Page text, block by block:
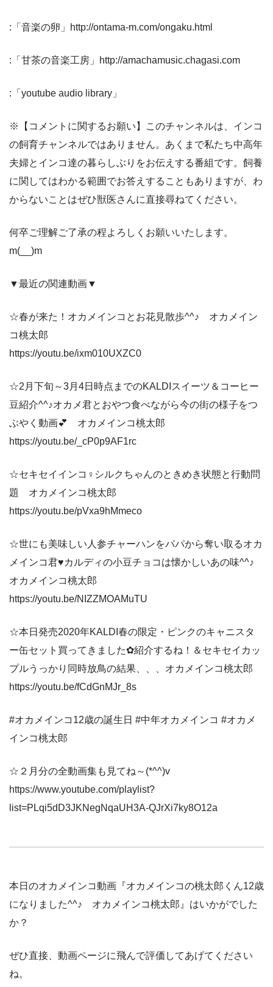
:「音楽の卵」http://ontama-m.com/ongaku.html
:「甘茶の音楽工房」http://amachamusic.chagasi.com
:「youtube audio library」
※【コメントに関するお願い】このチャンネルは、インコ
の飼育チャンネルではありません。あくまで私たち中高年
夫婦とインコ達の暮らしぶりをお伝えする番組です。飼養
に関してはわかる範囲でお答えすることもありますが、わ
からないことはぜひ獣医さんに直接尋ねてください。
何卒ご理解ご了承の程よろしくお願いいたします。
m(__)m
▼最近の関連動画▼
☆春が来た！オカメインコとお花見散歩^^♪ オカメイン
コ桃太郎
https://youtu.be/ixm010UXZC0
☆2月下旬～3月4日時点までのKALDIスイーツ＆コーヒー
豆紹介^^♪オカメ君とおやつ食べながら今の街の様子をつ
ぶやく動画💕 オカメインコ桃太郎
https://youtu.be/_cP0p9AF1rc
☆セキセイインコ♀シルクちゃんのときめき状態と行動問
題 オカメインコ桃太郎
https://youtu.be/pVxa9hMmeco
☆世にも美味しい人参チャーハンをパパから奪い取るオカ
メインコ君♥カルディの小豆チョコは懐かしいあの味^^♪
オカメインコ桃太郎
https://youtu.be/NIZZMOAMuTU
☆本日発売2020年KALDI春の限定・ピンクのキャニスタ
ー缶セット買ってきました✿紹介するね！＆セキセイカッ
プルうっかり同時放鳥の結果、、、オカメインコ桃太郎
https://youtu.be/fCdGnMJr_8s
#オカメインコ12歳の誕生日 #中年オカメインコ #オカメ
インコ桃太郎
☆２月分の全動画集も見てね～(*^^)v
https://www.youtube.com/playlist?
list=PLqi5dD3JKNegNqaUH3A-QJrXi7ky8O12a
本日のオカメインコ動画『オカメインコの桃太郎くん12歳
になりました^^♪ オカメインコ桃太郎』はいかがでした
か？
ぜひ直接、動画ページに飛んで評価してあげてください
ね。